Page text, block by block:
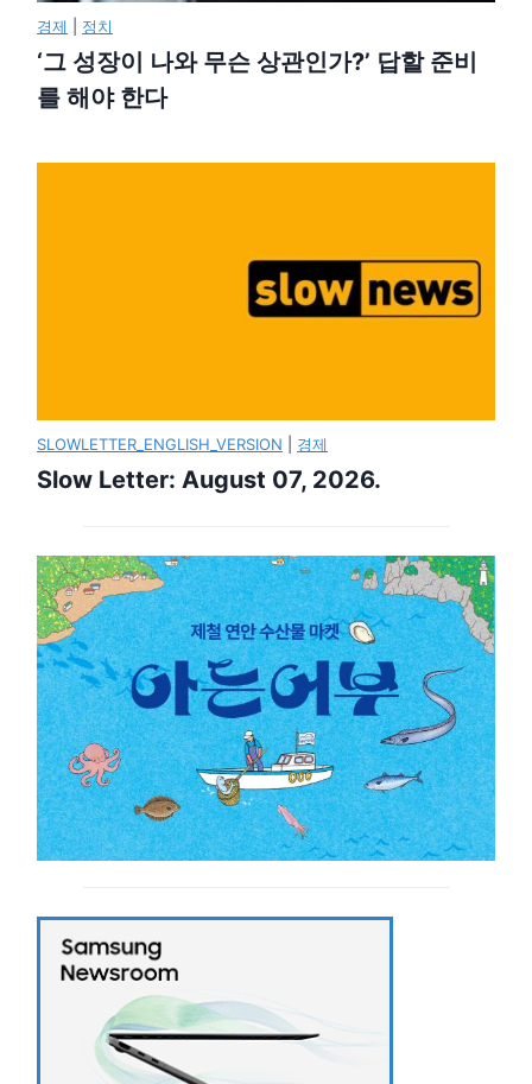
경제 정치
‘그 성장이 나와 무슨 상관인가?’ 답할 준비
를 해야 한다
SLOWLETTER_ENGLISH_VERSION 경제
Slow Letter: August 07, 2026.